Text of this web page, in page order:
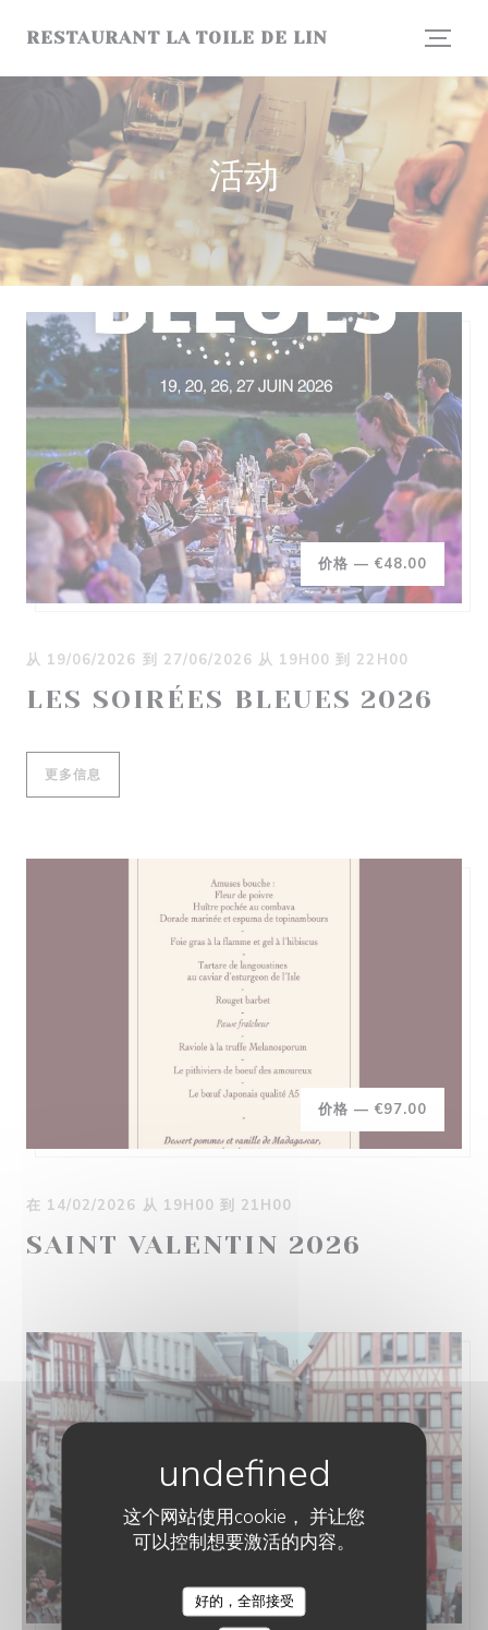
这个网站使用cookie， 并让您
可以控制想要激活的内容。
好的，全部接受
RESTAURANT LA TOILE DE LIN
活动
价格 — €48.00
从 19/06/2026 到 27/06/2026 从 19H00 到 22H00
LES SOIRÉES BLEUES 2026
更多信息
价格 — €97.00
在 14/02/2026 从 19H00 到 21H00
SAINT VALENTIN 2026
RESTAURANT LA TOILE DE LIN